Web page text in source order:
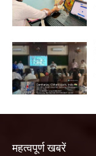
महत्वपूर्ण खबरें